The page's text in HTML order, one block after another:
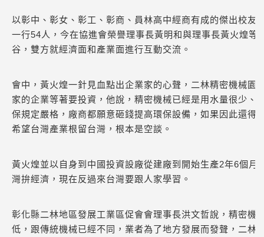
以彰中、彰女、彰工、彰商、員林高中經商有成的傑出校友
一行54人，今在協進會榮譽理事長黃明和與理事長黃火煌等
谷，雙方就經濟面和產業面進行互動交流。
會中，黃火煌一針見血點出企業家的心聲，二林精密機械園
家的企業等著要投資，他說，精密機械已經是用水量很少、
保規定嚴格，廠商都願意砸錢提高環保設備，如果因此還得
希望台灣產業根留台灣，根本是空談。
黃火煌並以自身到中國投資設廠從建廠到開始生產2年6個月
灣拚經濟，現在反過來台灣要跟人家學習。
彰化縣二林地區發展工業區促會會理事長洪文哲說，精密機
低，跟傳統機械已經不同，業者為了地方發展而發聲，二林